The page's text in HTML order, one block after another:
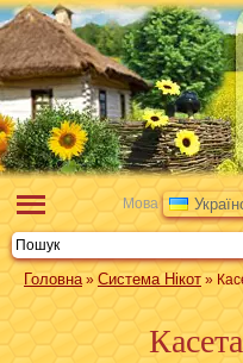
Мова
Головна» Система Нікот »